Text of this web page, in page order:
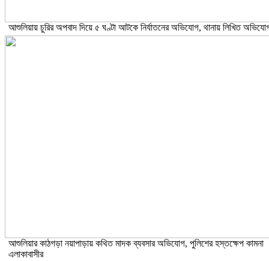
আশুলিয়ায় চুরির অপবাদ দিয়ে ৫ ঘণ্টা আটকে নির্যাতনের অভিযোগ, থানায় লিখিত
আশুলিয়ার কাঠগড়া নয়াপাড়ায় কথিত মাদক ব্যবসার অভিযোগ, পুলিশের হস্তক্ষেপ কামনা
এলাকাবাসীর